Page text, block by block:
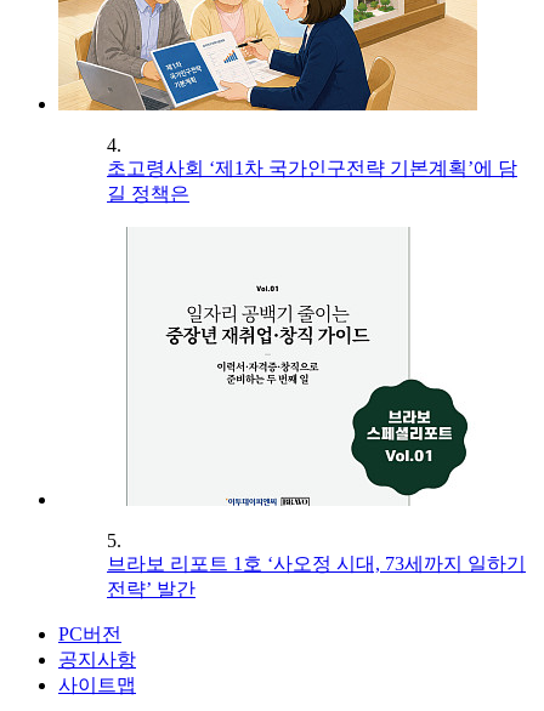
4.
초고령사회 ‘제1차 국가인구전략 기본계획’에 담
길 정책은
5.
브라보 리포트 1호 ‘사오정 시대, 73세까지 일하기
전략’ 발간
PC버전
공지사항
사이트맵